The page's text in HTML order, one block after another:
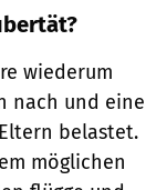
wiederum
nach und eine
belastet.
möglichen